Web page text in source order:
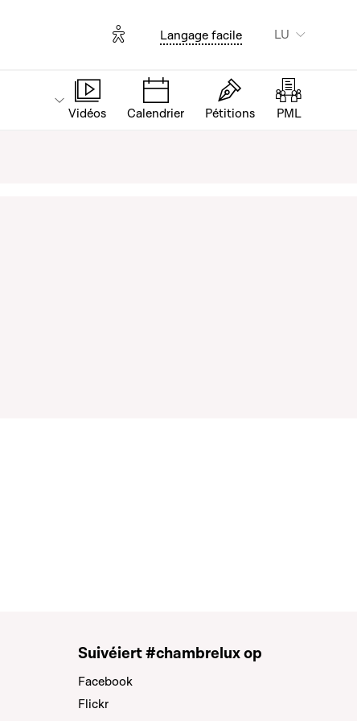
Options d'accessibilité
Langage facile LU
Vidéos Calendrier Pétitions PML
Suivéiert #chambrelux op
Facebook
Flickr